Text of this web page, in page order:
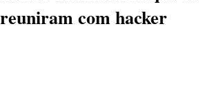
reuniram com hacker